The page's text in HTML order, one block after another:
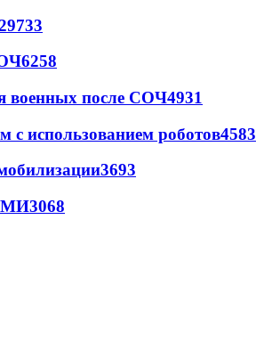
6258
военных после СОЧ4931
использованием роботов4583
3693
3068